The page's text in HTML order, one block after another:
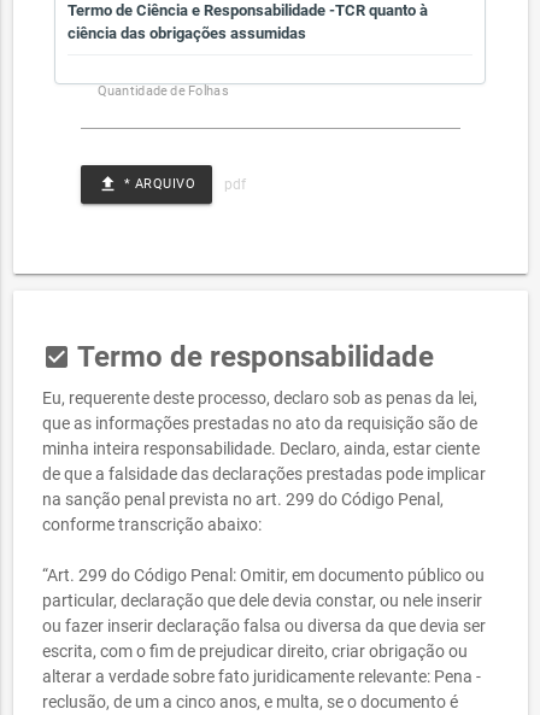
Termo de Ciência e Responsabilidade -TCR quanto à
ciência das obrigações assumidas
Quantidade de Folhas
* ARQUIVO
file_upload
check_box Termo de responsabilidade
Eu, requerente deste processo, declaro sob as penas da lei,
que as informações prestadas no ato da requisição são de
minha inteira responsabilidade. Declaro, ainda, estar ciente
de que a falsidade das declarações prestadas pode implicar
na sanção penal prevista no art. 299 do Código Penal,
conforme transcrição abaixo:
“Art. 299 do Código Penal: Omitir, em documento público ou
particular, declaração que dele devia constar, ou nele inserir
ou fazer inserir declaração falsa ou diversa da que devia ser
escrita, com o fim de prejudicar direito, criar obrigação ou
alterar a verdade sobre fato juridicamente relevante: Pena -
reclusão, de um a cinco anos, e multa, se o documento é